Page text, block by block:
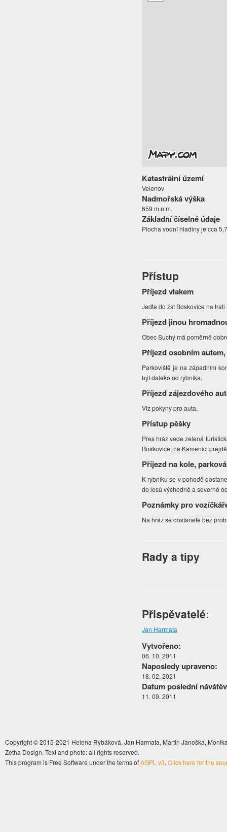
Katastrální území
Velenov
Nadmořská výška
659 m.n.m.
Základní číselné údaje
Plocha vodní hladiny je cca
Přístup
Příjezd vlakem
Jeďte do žst Boskovice na
Příjezd jinou
Obec Suchý má poměrně
Příjezd osobním
Parkoviště je na západním
být daleko od rybníka.
Příjezd zájezdového
Viz pokyny pro auta.
Přístup pěšky
Přes hráz vede zelená
Boskovice, na Kamenici
Příjezd na kole,
K rybníku se v pohodě
do lesů východně a severně
Poznámky pro
Na hráz se dostanete bez
Rady a tipy
Přispěvatelé:
Jan Harmata
Vytvořeno:
06. 10. 2011
Naposledy upraveno:
18. 02. 2021
Datum poslední
11. 09. 2011
Copyright © 2015-2021 Helena Rybáková, Jan Harmata, Martin Janoška,
Zetha Design. Text and photo: all rights reserved.
This program is Free Software under the terms ofAGPL v3. Click here for the